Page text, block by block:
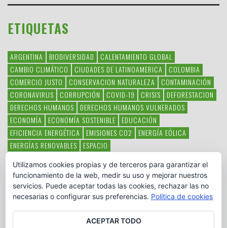
ETIQUETAS
ARGENTINA BIODIVERSIDAD
CALENTAMIENTO GLOBAL
CAMBIO CLIMÁTICO
CIUDADES DE LATINOAMERICA
COLOMBIA
COMERCIO JUSTO
CONSERVACION NATURALEZA
CONTAMINACIÓN
CORONAVIRUS
CORRUPCIÓN COVID-19 CRISIS
DEFORESTACION
DERECHOS HUMANOS
DERECHOS HUMANOS VULNERADOS
ECONOMÍA
ECONOMÍA SOSTENIBLE
EDUCACIÓN
EFICIENCIA ENERGÉTICA
EMISIONES CO2
ENERGÍA EÓLICA
ENERGÍAS RENOVABLES
ESPACIO
HAMBRE LATINOAMÉRICA MEDIO AMBIENTE
MÉXICO
OBJETIVOS DEL MILENIO
ONGS PAZ POBREZA POESÍA
POLITICA
PUEBLOS INDÍGENAS RSC RSE
SOBERANÍA ALIMENTARIA
SOLIDARIDAD SOSTENIBILIDAD TECNOLOGÍA VERTIDO PETROLEO
Utilizamos cookies propias y de terceros para garantizar el
funcionamiento de la web, medir su uso y mejorar nuestros
servicios. Puede aceptar todas las cookies, rechazar las no
necesarias o configurar sus preferencias. Política de cookies
ACEPTAR TODO